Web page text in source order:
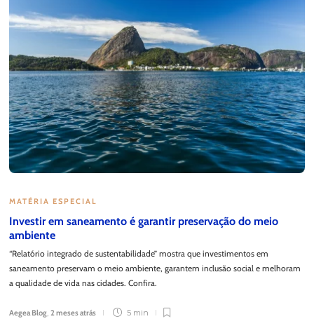
MATÉRIA ESPECIAL
Investir em saneamento é garantir preservação do meio
ambiente
“Relatório integrado de sustentabilidade” mostra que investimentos em
saneamento preservam o meio ambiente, garantem inclusão social e melhoram
a qualidade de vida nas cidades. Confira.
Aegea Blog ,2 meses atrás 5 min